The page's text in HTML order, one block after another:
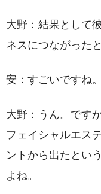
大野：結果として
ネスにつながった
安：すごいですね。
大野：うん。です
フェイシャルエス
ントから出たとい
よね。